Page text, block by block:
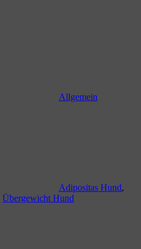
Allgemein
Adipositas Hund,
Übergewicht Hund